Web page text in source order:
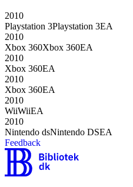
2010
Playstation 3Playstation 3EA
2010
Xbox 360Xbox 360EA
2010
Xbox 360EA
2010
Xbox 360EA
2010
WiiWiiEA
2010
Nintendo dsNintendo DSEA
Feedback